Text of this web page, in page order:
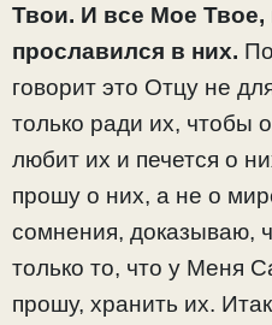
Твои. И все Мое
прославился в них.
говорит это Отцу не
только ради их, чтобы
любит их и печется о
прошу о них, а не о
сомнения, доказываю,
только то, что у Меня
прошу, хранить их.